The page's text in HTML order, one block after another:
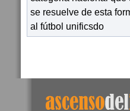
se resuelve de esta
al fútbol unificsdo